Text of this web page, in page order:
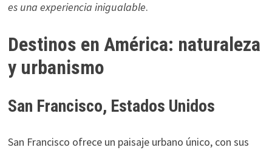
es una experiencia inigualable.
Destinos en América: naturaleza
y urbanismo
San Francisco, Estados Unidos
San Francisco ofrece un paisaje urbano único, con sus